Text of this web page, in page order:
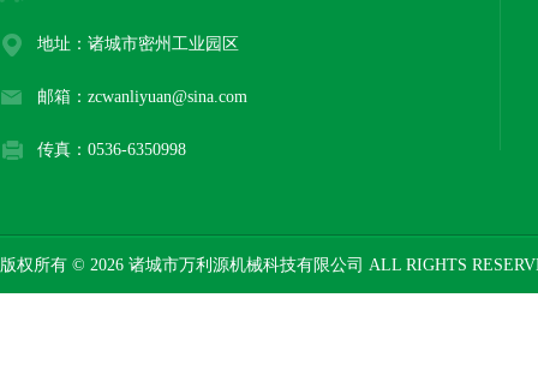
地址：诸城市密州工业园区
邮箱：zcwanliyuan@sina.com
传真：0536-6350998
版权所有 © 2026 诸城市万利源机械科技有限公司 ALL RIGHTS